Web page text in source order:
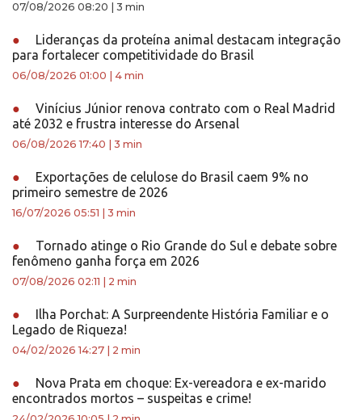
07/08/2026 08:20 3 min
●
Lideranças da proteína animal destacam integração
para fortalecer competitividade do Brasil
06/08/2026 01:00 4 min
●
Vinícius Júnior renova contrato com o Real Madrid
até 2032 e frustra interesse do Arsenal
06/08/2026 17:40 3 min
●
Exportações de celulose do Brasil caem 9% no
primeiro semestre de 2026
16/07/2026 05:51 3 min
●
Tornado atinge o Rio Grande do Sul e debate sobre
fenômeno ganha força em 2026
07/08/2026 02:11 2 min
●
Ilha Porchat: A Surpreendente História Familiar e o
Legado de Riqueza!
04/02/2026 14:27 2 min
●
Nova Prata em choque: Ex-vereadora e ex-marido
encontrados mortos – suspeitas e crime!